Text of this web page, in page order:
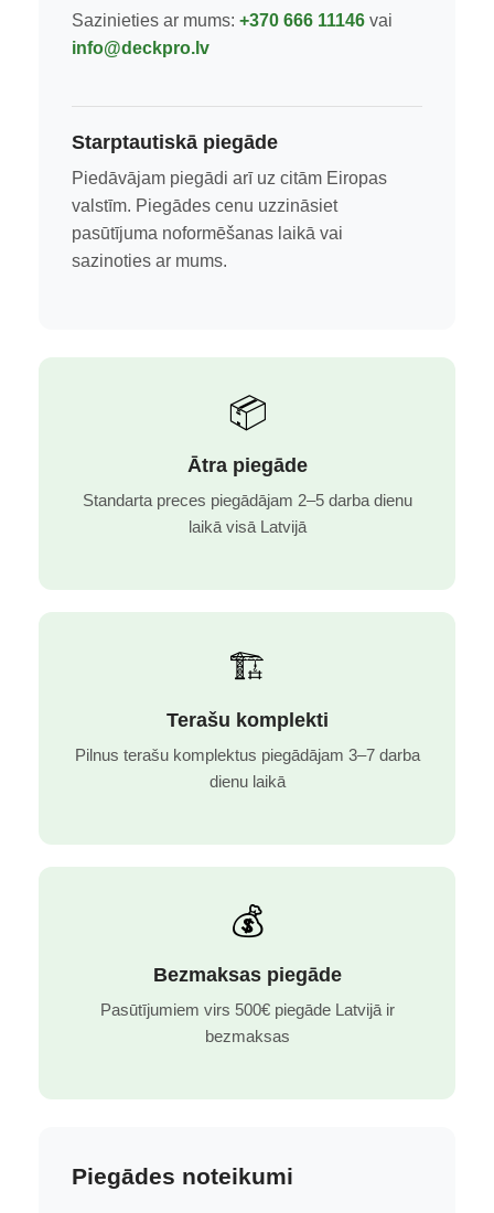
Sazinieties ar mums: +370 666 11146 vai
info@deckpro.lv
Starptautiskā piegāde
Piedāvājam piegādi arī uz citām Eiropas
valstīm. Piegādes cenu uzzināsiet
pasūtījuma noformēšanas laikā vai
sazinoties ar mums.
📦
Ātra piegāde
Standarta preces piegādājam 2–5 darba dienu
laikā visā Latvijā
🏗️
Terašu komplekti
Pilnus terašu komplektus piegādājam 3–7 darba
dienu laikā
💰
Bezmaksas piegāde
Pasūtījumiem virs 500€ piegāde Latvijā ir
bezmaksas
Piegādes noteikumi